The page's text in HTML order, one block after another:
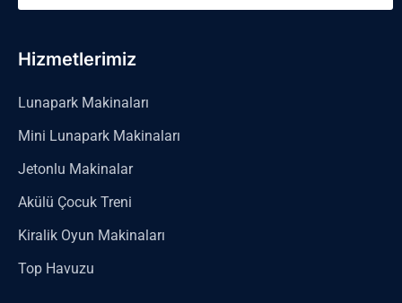
Hizmetlerimiz
Lunapark Makinaları
Mini Lunapark Makinaları
Jetonlu Makinalar
Akülü Çocuk Treni
Kiralik Oyun Makinaları
Top Havuzu